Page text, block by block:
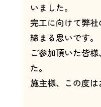
いました。
完工に向けて弊
締まる思いです。
ご参加頂いた皆
た。
施主様、この度は